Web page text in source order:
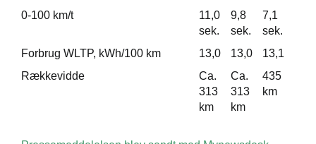
0-100 km/t
11,0
sek.
9,8
sek.
7,1
sek.
Forbrug WLTP, kWh/100 km
13,0 13,0
13,1
Rækkevidde
Ca.
313
km
Ca.
313
km
435
km